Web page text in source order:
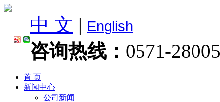
中 文 | English
咨询热线： 0571-
首 页
新闻中心
公司新闻